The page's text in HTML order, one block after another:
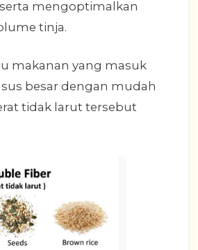
mengoptimalkan
tinja.
makanan yang masuk
besar dengan mudah
tidak larut tersebut